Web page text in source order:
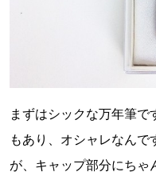
まずはシックな万年筆
もあり、オシャレなん
が、キャップ部分にち